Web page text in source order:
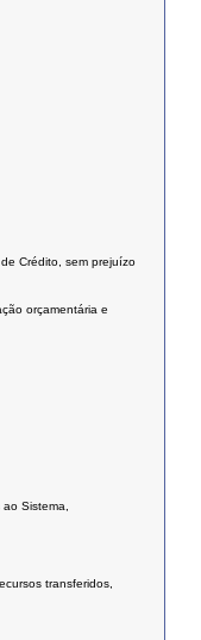
Crédito, sem prejuízo
orçamentária e
Sistema,
transferidos,